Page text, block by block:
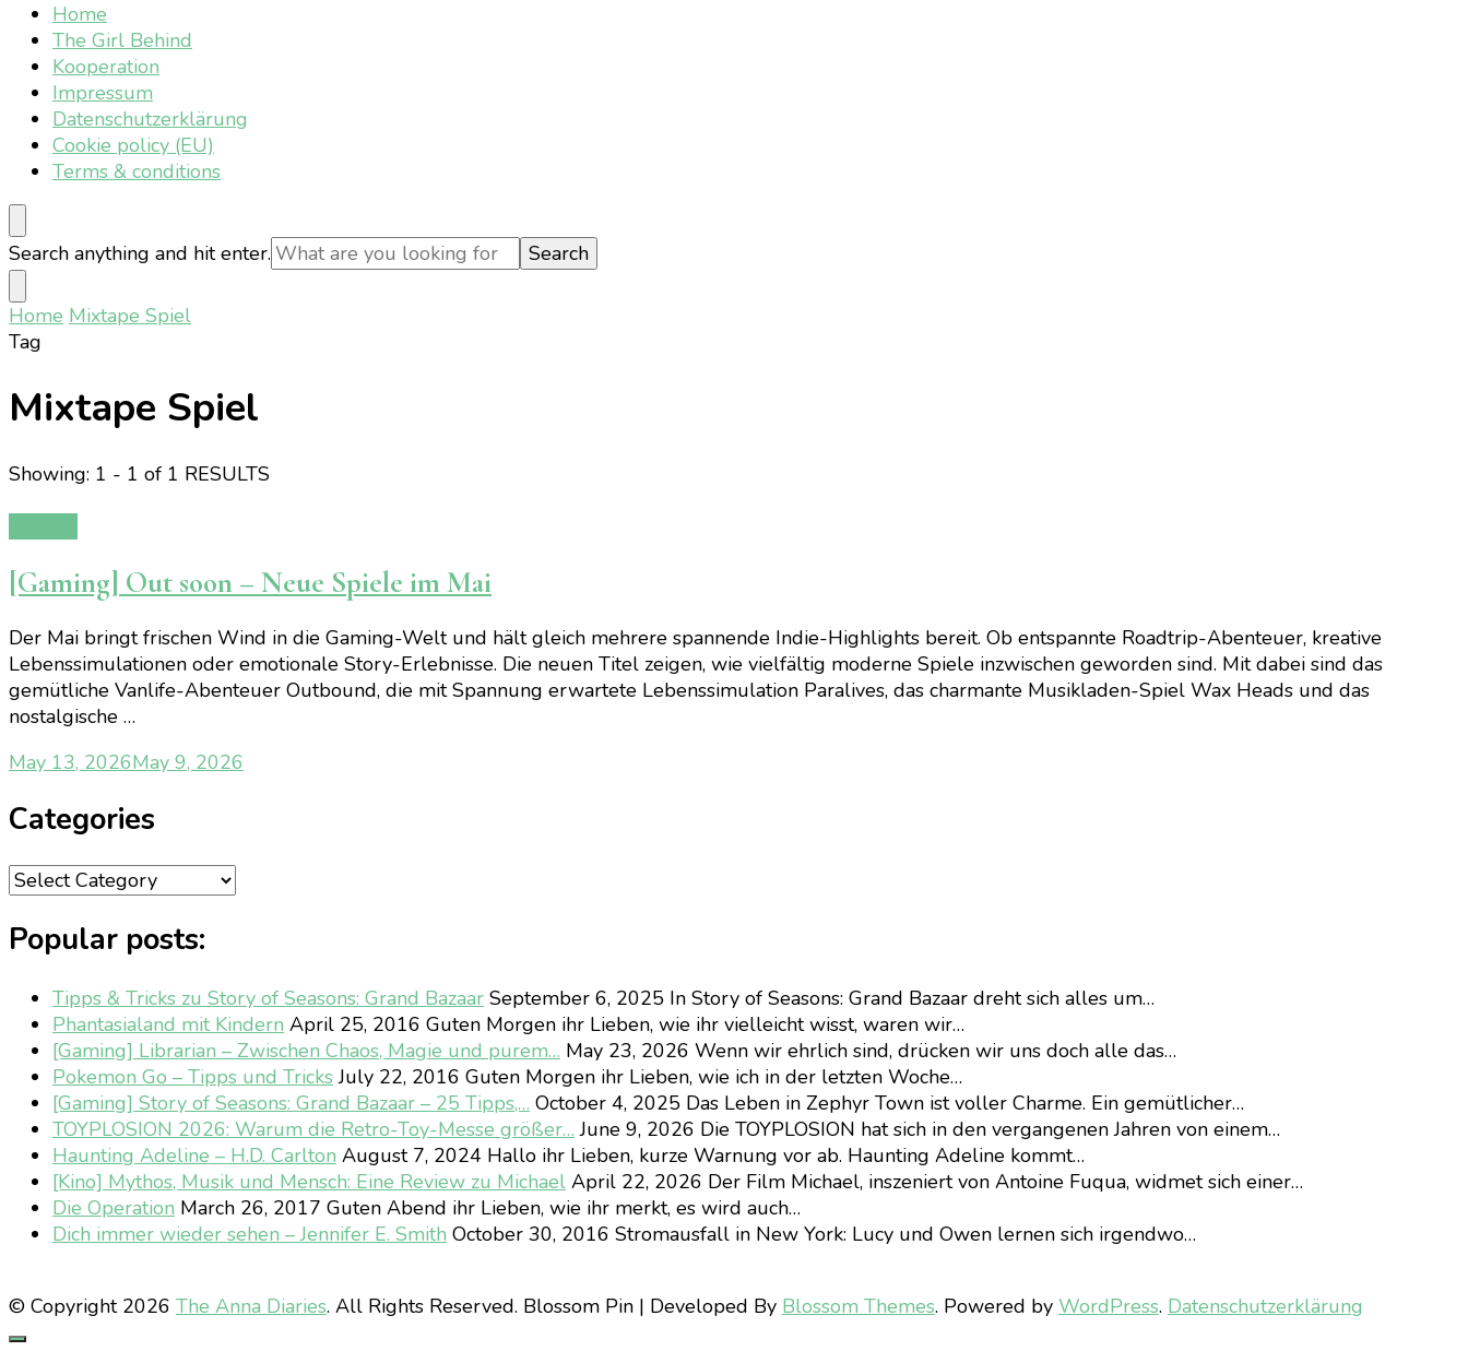
Home
The Girl Behind
Kooperation
Impressum
Datenschutzerklärung
Cookie policy (EU)
Terms & conditions
Looking
for
Something?
Search anything and hit enter.
Home Mixtape Spiel
Tag
Mixtape Spiel
Showing: 1 - 1 of 1 RESULTS
[Gaming] Out soon – Neue Spiele im Mai
Der Mai bringt frischen Wind in die Gaming-Welt und hält gleich mehrere spannende Indie-Highlights bereit. Ob entspannte Roadtrip-Abenteuer, kreative
Lebenssimulationen oder emotionale Story-Erlebnisse. Die neuen Titel zeigen, wie vielfältig moderne Spiele inzwischen geworden sind. Mit dabei sind das
gemütliche Vanlife-Abenteuer Outbound, die mit Spannung erwartete Lebenssimulation Paralives, das charmante Musikladen-Spiel Wax Heads und das
nostalgische …
May 13, 2026May 9, 2026
Categories
Categories
Popular posts:
Tipps & Tricks zu Story of Seasons: Grand Bazaar September 6, 2025 In Story of Seasons: Grand Bazaar dreht sich alles um…
Phantasialand mit Kindern April 25, 2016 Guten Morgen ihr Lieben, wie ihr vielleicht wisst, waren wir…
[Gaming] Librarian – Zwischen Chaos, Magie und purem… May 23, 2026 Wenn wir ehrlich sind, drücken wir uns doch alle das…
Pokemon Go – Tipps und TricksJuly 22, 2016 Guten Morgen ihr Lieben, wie ich in der letzten Woche…
[Gaming] Story of Seasons: Grand Bazaar – 25 Tipps,… October 4, 2025 Das Leben in Zephyr Town ist voller Charme. Ein gemütlicher…
TOYPLOSION 2026: Warum die Retro-Toy-Messe größer… June 9, 2026 Die TOYPLOSION hat sich in den vergangenen Jahren von einem…
Haunting Adeline – H.D. Carlton August 7, 2024 Hallo ihr Lieben, kurze Warnung vor ab. Haunting Adeline kommt…
[Kino] Mythos, Musik und Mensch: Eine Review zu Michael April 22, 2026 Der Film Michael, inszeniert von Antoine Fuqua, widmet sich einer…
Die Operation March 26, 2017 Guten Abend ihr Lieben, wie ihr merkt, es wird auch…
Dich immer wieder sehen – Jennifer E. Smith October 30, 2016 Stromausfall in New York: Lucy und Owen lernen sich irgendwo…
© Copyright 2026 The Anna Diaries. All Rights Reserved. Blossom Pin | Developed By Blossom Themes. Powered by WordPress. Datenschutzerklärung